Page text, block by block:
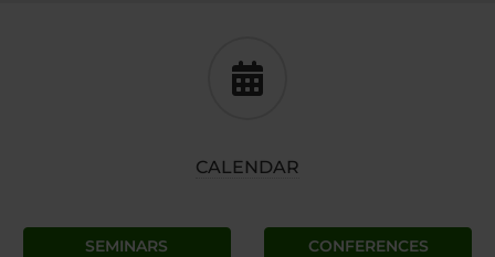
CALENDAR
SEMINARS CONFERENCES